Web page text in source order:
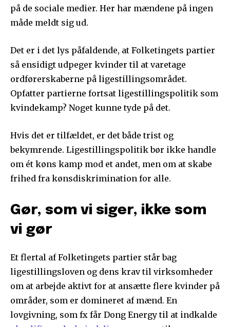
på de sociale medier. Her har mændene på ingen
måde meldt sig ud.
Det er i det lys påfaldende, at Folketingets partier
så ensidigt udpeger kvinder til at varetage
ordførerskaberne på ligestillingsområdet.
Opfatter partierne fortsat ligestillingspolitik som
kvindekamp? Noget kunne tyde på det.
Hvis det er tilfældet, er det både trist og
bekymrende. Ligestillingspolitik bør ikke handle
om ét køns kamp mod et andet, men om at skabe
frihed fra kønsdiskrimination for alle.
Gør, som vi siger, ikke som
vi gør
Et flertal af Folketingets partier står bag
ligestillingsloven og dens krav til virksomheder
om at arbejde aktivt for at ansætte flere kvinder på
områder, som er domineret af mænd. En
lovgivning, som fx får Dong Energy til at indkalde